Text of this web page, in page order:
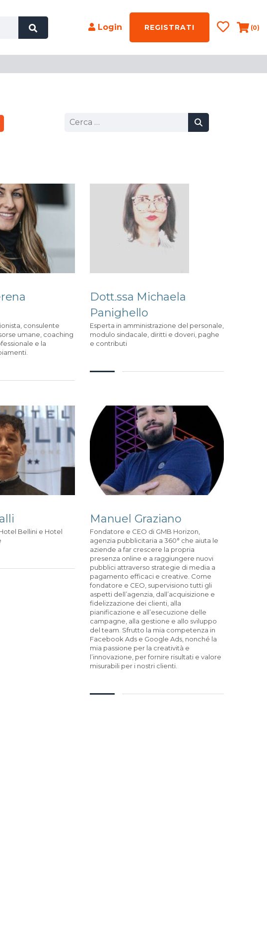
Login REGISTRATI (0)
Ricerca
consulente
umane, coaching
e la
Dott.ssa Michaela
Panighello
Esperta in amministrazione del personale,
modulo sindacale, diritti e doveri, paghe
e contributi
Bellini e Hotel
Manuel Graziano
Fondatore e CEO di GMB Horizon,
agenzia pubblicitaria a 360° che aiuta le
aziende a far crescere la propria
presenza online e a raggiungere nuovi
pubblici attraverso strategie di media a
pagamento efficaci e creative. Come
fondatore e CEO, supervisiono tutti gli
aspetti dell’agenzia, dall’acquisizione e
fidelizzazione dei clienti, alla
pianificazione e all’esecuzione delle
campagne, alla gestione e allo sviluppo
del team. Sfrutto la mia competenza in
Facebook Ads e Google Ads, nonché la
mia passione per la creatività e
l’innovazione, per fornire risultati e valore
misurabili per i nostri clienti.